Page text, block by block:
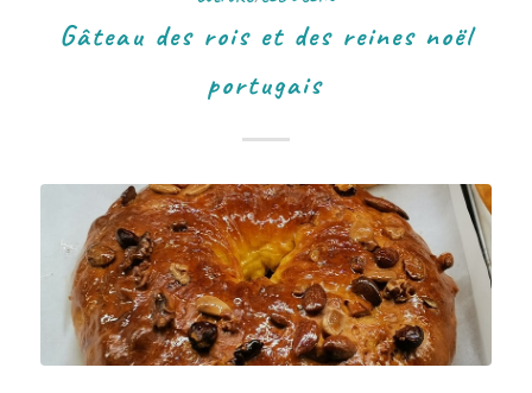
Gâteau des rois et des reines noël
portugais